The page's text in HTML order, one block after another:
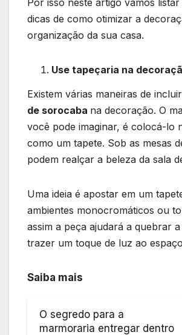
dicas de como otimizar a
organização da sua casa.
Use tapeçaria na
Existem várias maneiras de incluir
de sorocaba na decoração. O
você pode imaginar, é colocá-lo
como um tapete. Sob as mesas
podem realçar a beleza da sala
Uma ideia é apostar em um
ambientes monocromáticos ou
assim a peça ajudará a quebrar
trazer um toque de luz ao
Saiba mais
O segredo para a
marmoraria entregar dentro